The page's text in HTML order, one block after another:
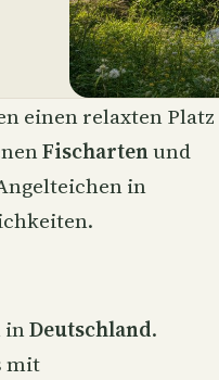
einen relaxten Platz
Fischartenund
in
inDeutschland.
mit